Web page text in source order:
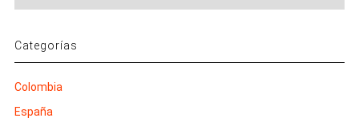
Categorías
Colombia
España